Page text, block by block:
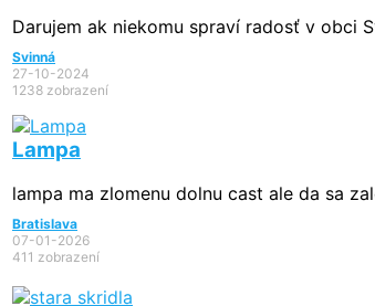
Darujem ak niekomu spraví radosť v obci
Svinná
27-10-2024
1238 zobrazení
Lampa
lampa ma zlomenu dolnu cast ale da sa
Bratislava
07-01-2026
411 zobrazení